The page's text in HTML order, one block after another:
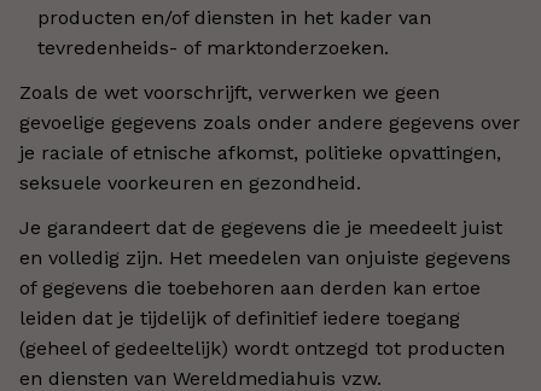
producten en/of diensten in het kader van
tevredenheids- of marktonderzoeken.
Zoals de wet voorschrijft, verwerken we geen
gevoelige gegevens zoals onder andere gegevens over
je raciale of etnische afkomst, politieke opvattingen,
seksuele voorkeuren en gezondheid.
Je garandeert dat de gegevens die je meedeelt juist
en volledig zijn. Het meedelen van onjuiste gegevens
of gegevens die toebehoren aan derden kan ertoe
leiden dat je tijdelijk of definitief iedere toegang
(geheel of gedeeltelijk) wordt ontzegd tot producten
en diensten van Wereldmediahuis vzw.